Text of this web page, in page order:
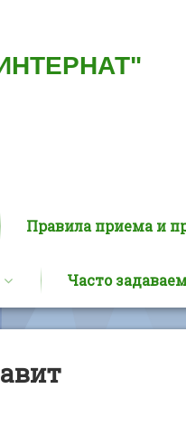
Правила приема и
Часто